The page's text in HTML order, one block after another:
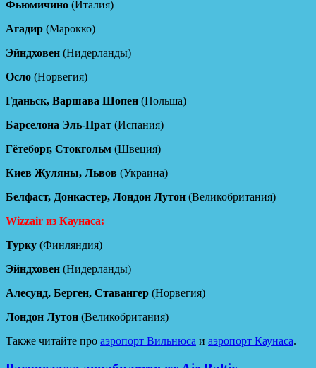
Фьюмичино (Италия)
Агадир (Марокко)
Эйндховен (Нидерланды)
Осло (Норвегия)
Гданьск, Варшава Шопен (Польша)
Барселона Эль-Прат (Испания)
Гётеборг, Стокгольм (Швеция)
Киев Жуляны, Львов (Украина)
Белфаст, Донкастер, Лондон Лутон (Великобритания)
Wizzair из Каунаса:
Турку (Финляндия)
Эйндховен (Нидерланды)
Алесунд, Берген, Ставангер (Норвегия)
Лондон Лутон (Великобритания)
Также читайте про аэропорт Вильнюса и аэропорт Каунаса.